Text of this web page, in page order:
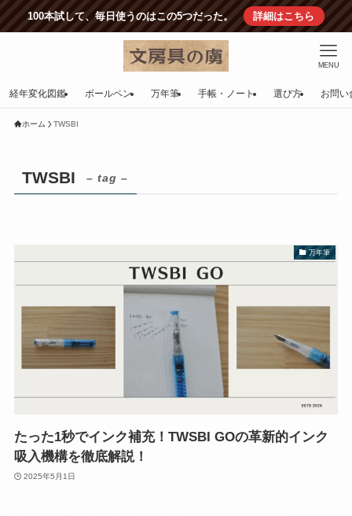
100本試して、毎日使うのはこの5つだった。 詳細はこちら
MENU
経年変化図鑑 ボールペン 万年筆 手帳・ノート 選び方 お問い
ホーム TWSBI
TWSBI – tag –
万年筆
たった1秒でインク補充！TWSBI GOの革新的インク
吸入機構を徹底解説！
2025年5月1日